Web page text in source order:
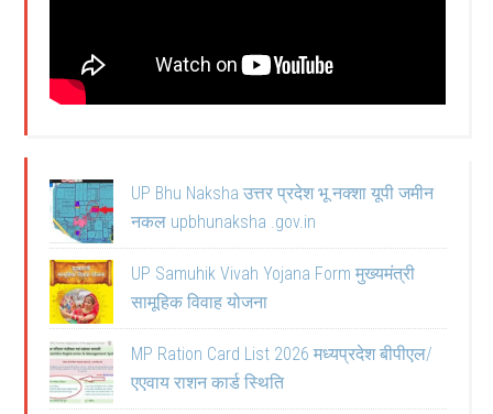
UP Bhu Naksha उत्तर प्रदेश भू नक्शा यूपी जमीन
नकल upbhunaksha .gov.in
UP Samuhik Vivah Yojana Form मुख्यमंत्री
सामूहिक विवाह योजना
MP Ration Card List 2026 मध्यप्रदेश बीपीएल/
एएवाय राशन कार्ड स्थिति